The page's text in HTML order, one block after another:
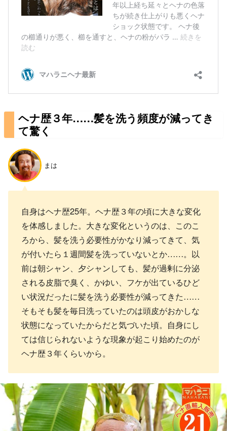
ヘナ歴３年……髪を洗う頻度が減ってき
て驚く
まは
自身はヘナ歴25年。ヘナ歴３年の頃に大きな変化
を体感しました。大きな変化というのは、このこ
ろから、髪を洗う必要性がかなり減ってきて、気
が付いたら１週間髪を洗っていないとか……。以
前は朝シャン、夕シャンしても、髪が過剰に分泌
される皮脂で臭く、かゆい、フケが出ているひど
い状況だったに髪を洗う必要性が減ってきた……
そもそも髪を毎日洗っていたのは頭皮がおかしな
状態になっていたからだと気づいた頃。自身にし
ては信じられないような現象が起こり始めたのが
ヘナ歴３年くらいから。